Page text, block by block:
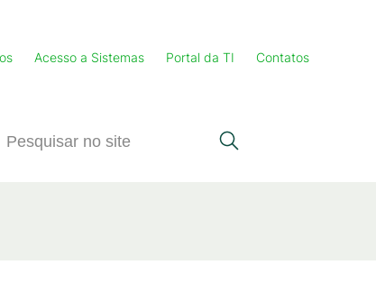
Acesso a Sistemas Portal da TI Contatos